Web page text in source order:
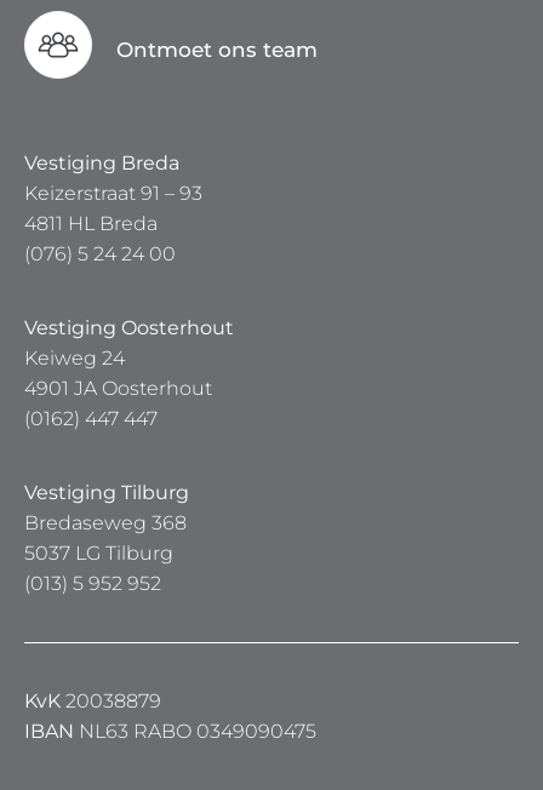
Ontmoet ons team
Vestiging Breda
Keizerstraat 91 – 93
4811 HL Breda
(076) 5 24 24 00
Vestiging Oosterhout
Keiweg 24
4901 JA Oosterhout
(0162) 447 447
Vestiging Tilburg
Bredaseweg 368
5037 LG Tilburg
(013) 5 952 952
KvK 20038879
IBAN NL63 RABO 0349090475